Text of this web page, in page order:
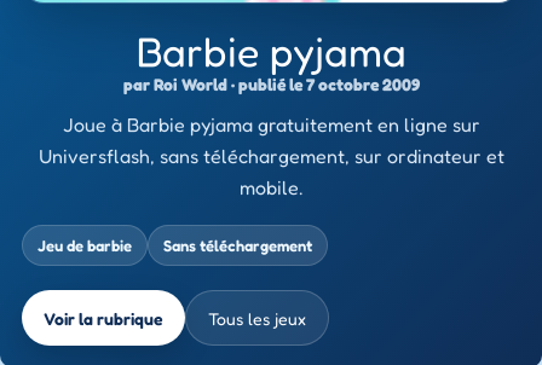
Barbie pyjama
par Roi World · publié le 7 octobre 2009
Joue à Barbie pyjama gratuitement en ligne sur
Universflash, sans téléchargement, sur ordinateur et
mobile.
Jeu de barbie Sans téléchargement
Voir la rubrique Tous les jeux